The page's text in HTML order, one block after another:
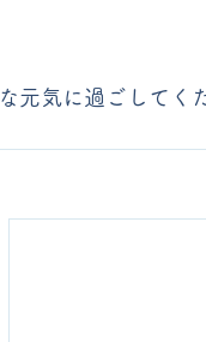
元気に過ごしてく